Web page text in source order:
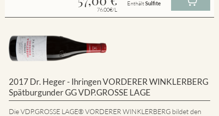
76.00€/L
EnthältSulfite
2017 Dr. Heger - Ihringen VORDERER WINKLERBERG
Spätburgunder GG VDP.GROSSE LAGE
Die VDP.GROSSE LAGE® VORDERER WINKLERBERG bildet den